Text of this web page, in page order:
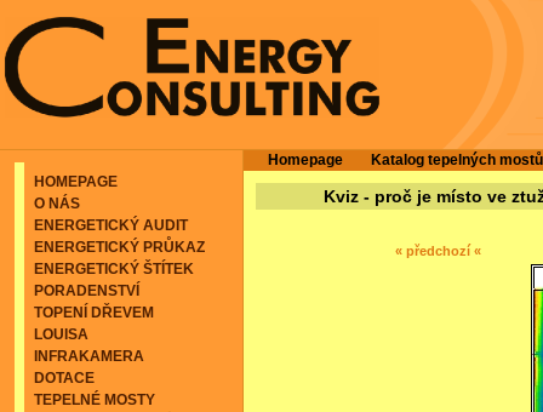
HOMEPAGE
O NÁS
ENERGETICKÝ AUDIT
ENERGETICKÝ PRŮKAZ
ENERGETICKÝ ŠTÍTEK
PORADENSTVÍ
TOPENÍ DŘEVEM
LOUISA
INFRAKAMERA
DOTACE
TEPELNÉ MOSTY
Homepage Katalog tepelných mostů
Kviz - proč je místo ve
« předchozí «